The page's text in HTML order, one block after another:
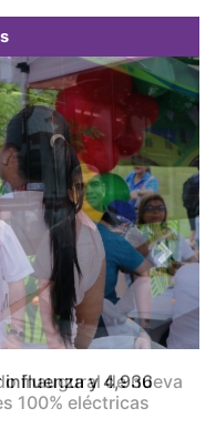
inaugural de nueva
100% eléctricas
Next